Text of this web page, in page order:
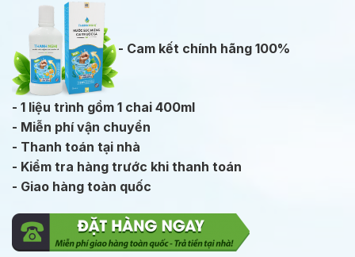
- Cam kết chính hãng 100%
- 1 liệu trình gồm 1 chai 400ml
- Miễn phí vận chuyển
- Thanh toán tại nhà
- Kiểm tra hàng trước khi thanh toán
- Giao hàng toàn quốc